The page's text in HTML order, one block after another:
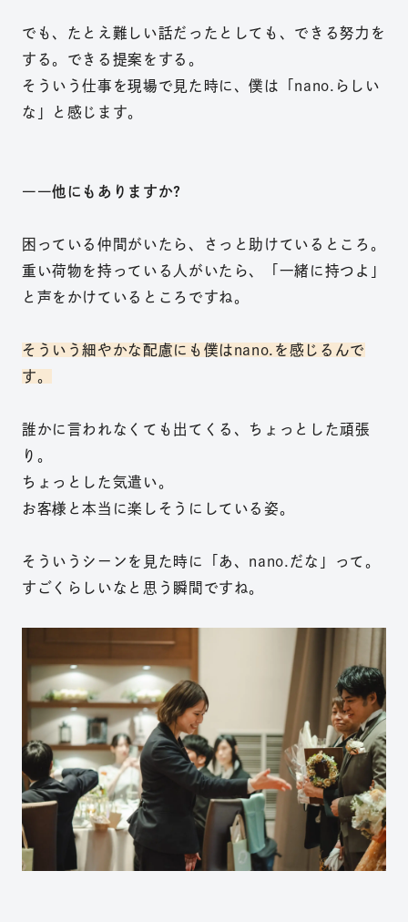
でも、たとえ難しい話だったとしても、できる努力を
する。できる提案をする。
そういう仕事を現場で見た時に、僕は「nano.らしい
な」と感じます。
――他にもありますか?
困っている仲間がいたら、さっと助けているところ。
重い荷物を持っている人がいたら、「一緒に持つよ」
と声をかけているところですね。
そういう細やかな配慮にも僕はnano.を感じるんで
す。
誰かに言われなくても出てくる、ちょっとした頑張
り。
ちょっとした気遣い。
お客様と本当に楽しそうにしている姿。
そういうシーンを見た時に「あ、nano.だな」って。
すごくらしいなと思う瞬間ですね。